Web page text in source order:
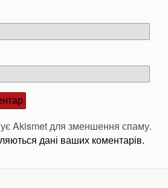
Akismet для зменшення спаму.
дані ваших коментарів.